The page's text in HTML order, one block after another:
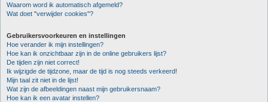
Waarom word ik automatisch afgemeld?
Wat doet "verwijder cookies"?
Gebruikersvoorkeuren en instellingen
Hoe verander ik mijn instellingen?
Hoe kan ik onzichtbaar zijn in de online gebruikers lijst?
De tijden zijn niet correct!
Ik wijzigde de tijdzone, maar de tijd is nog steeds verkeerd!
Mijn taal zit niet in de lijst!
Wat zijn de afbeeldingen naast mijn gebruikersnaam?
Hoe kan ik een avatar instellen?